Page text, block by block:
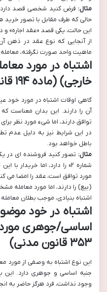
مثال: فرض کنید شخصی قصد دارد
حالی که طرف مقابل با تصور خرید
این حالت، یکی قصد «عقد اجاره»
از آنجایی که نوع عقد در ذهن
ماهیت واحد صورت نگرفته،
اشتباه در مورد
خارجی) (ماده ۱۹۴ قانون مدنی)
گاهی اوقات اشتباه در مورد خود
آن را دارند. این بدان معناست
توافق دارند، اما شیء مورد نظر
در این شرایط نیز به دلیل عدم
باطل خواهد بود.
مثال: تصور کنید فروشنده ای
مورد توافق است، عقد را امضا می
(بیع) را دارند، اما مورد معامله
اشتباه بنیادی، موجب بطلان
اشتباه در خود
۳۵۳ قانون مدنی)
این نوع اشتباه به وصفی از مورد
جنبه اساسی و جوهری دارد.